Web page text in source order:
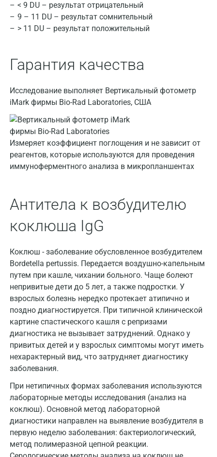
< 9 DU – результат отрицательный
9 – 11 DU – результат сомнительный
> 11 DU – результат положительный
Гарантия качества
Исследование выполняет Вертикальный фотометр
iMark фирмы Bio-Rad Laboratories, США
Измеряет коэффициент поглощения и не зависит от
реагентов, которые используются для проведения
иммуноферментного анализа в микропланшентах
Антитела к возбудителю
коклюша IgG
Коклюш - заболевание обусловленное возбудителем
Bordetella pertussis. Передается воздушно-капельным
путем при кашле, чихании больного. Чаще болеют
непривитые дети до 5 лет, а также подростки. У
взрослых болезнь нередко протекает атипично и
поздно диагностируется. При типичной клинической
картине спастического кашля с репризами
диагностика не вызывает затруднений. Однако у
привитых детей и у взрослых симптомы могут иметь
нехарактерный вид, что затрудняет диагностику
заболевания.
При нетипичных формах заболевания используются
лабораторные методы исследования (анализ на
коклюш). Основной метод лабораторной
диагностики направлен на выявление возбудителя в
первую неделю заболевания: бактериологический,
метод полимеразной цепной реакции.
Видное
Владимир
Волжский
Воронеж
Всеволожск
Гатчина
Геленджик
Долгопрудный
Домодедово
Екатеринбург
Жуковский
Звенигород
Зеленоград
Иваново
Ивантеевка
Ижевск
Истра
Йошкар-Ола